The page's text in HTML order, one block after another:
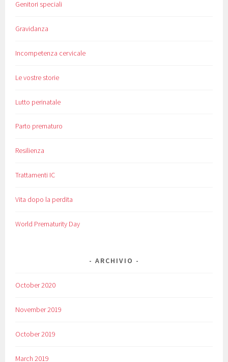
Genitori speciali
Gravidanza
Incompetenza cervicale
Le vostre storie
Lutto perinatale
Parto prematuro
Resilienza
Trattamenti IC
Vita dopo la perdita
World Prematurity Day
ARCHIVIO
October 2020
November 2019
October 2019
March 2019